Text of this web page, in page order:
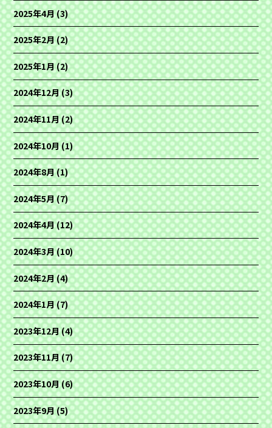
2025年4月(3)
2025年2月(2)
2025年1月(2)
2024年12月(3)
2024年11月(2)
2024年10月(1)
2024年8月(1)
2024年5月(7)
2024年4月(12)
2024年3月(10)
2024年2月(4)
2024年1月(7)
2023年12月(4)
2023年11月(7)
2023年10月(6)
2023年9月(5)